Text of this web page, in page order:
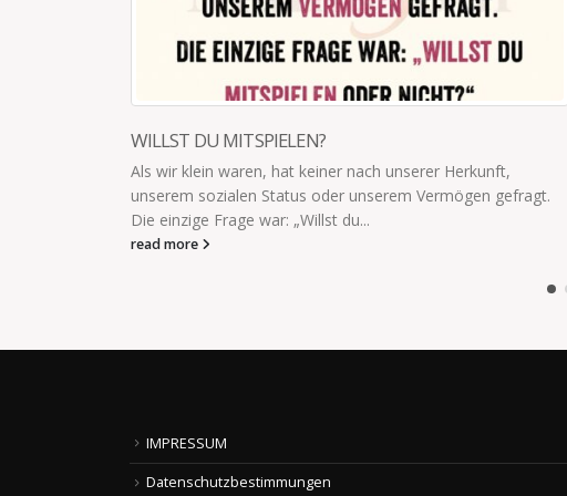
WICHTIGSTE MENSCH
Die meisten Menschen nennen mich bei meinem Namen.
Der wichtigste Mensch nennt mich Mama.
read more